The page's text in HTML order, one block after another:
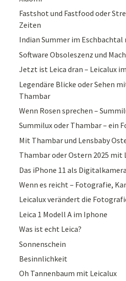
Fastshot und Fastfood oder
Zeiten
Indian Summer im
Software Obsoleszenz und
Jetzt ist Leica dran – Leicalux
Legendäre Blicke oder Sehen
Thambar
Wenn Rosen sprechen –
Summilux oder Thambar – ein
Mit Thambar und Lensbaby
Thambar oder Ostern 2025 mit
Das iPhone 11 als Digitalkamera
Wenn es reicht – Fotografie,
Leicalux verändert die
Leica 1 Modell A im Iphone
Was ist echt Leica?
Sonnenschein
Besinnlichkeit
Oh Tannenbaum mit Leicalux